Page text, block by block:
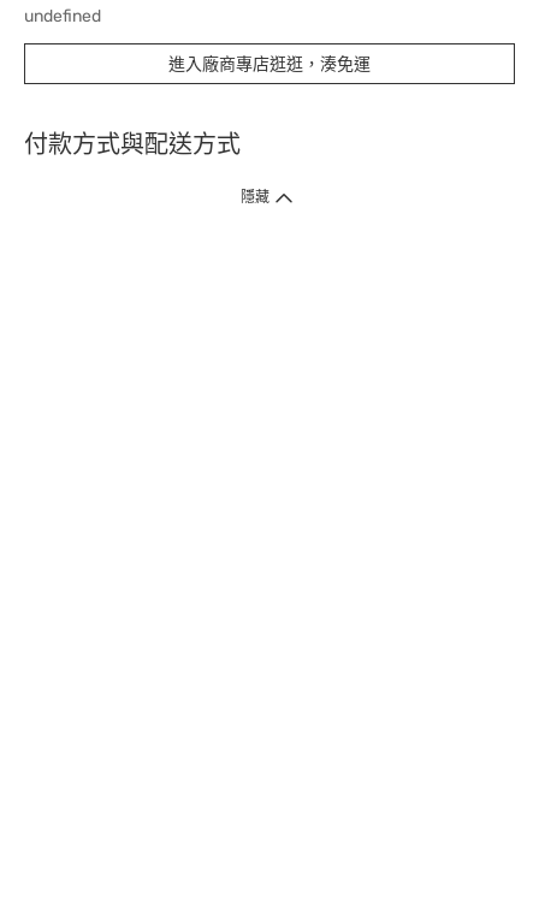
undefined
進入廠商專店逛逛，湊免運
付款方式與配送方式
隱藏